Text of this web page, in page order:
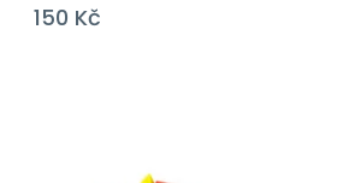
150 Kč